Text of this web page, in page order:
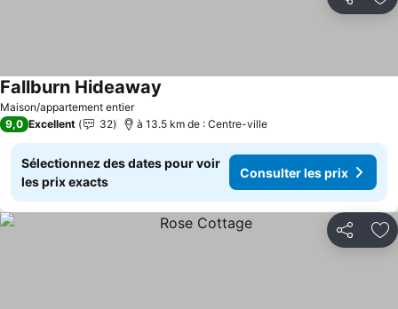
Partager
Maison/appartement entier
Fallburn Hideaway
9,0 Excellent 32 à 13.5 km de : Centre-ville
Sélectionnez des dates pour voir
les prix exacts
Consulter les prix
Partager